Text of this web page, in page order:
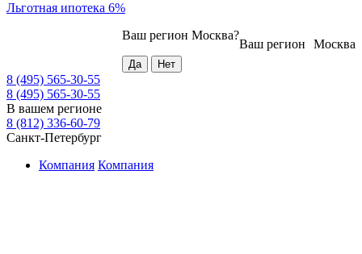
Льготная ипотека 6%
Москва
Ваш регион
Ваш регион Москва?
8 (495) 565-30-55
8 (495) 565-30-55
В вашем регионе
8 (812) 336-60-79
Санкт-Петербург
Компания Компания